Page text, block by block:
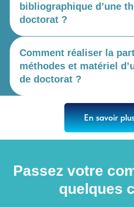
bibliographique d’une
doctorat ?
Comment réaliser la
méthodes et matériel
de doctorat ?
En savoir
Passez votre
quelques